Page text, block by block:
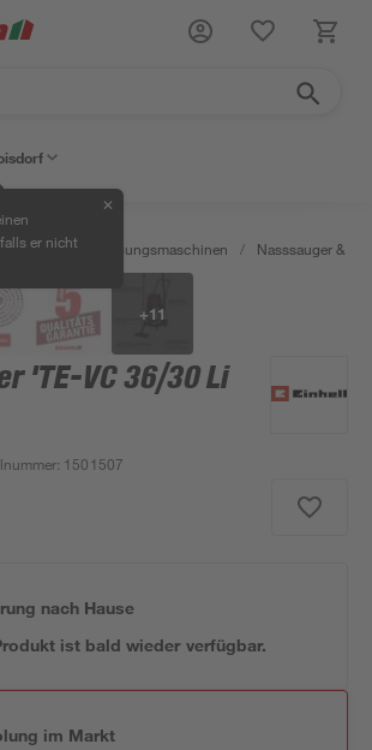
, falls er nicht
✕
/ Reinigungsmaschinen / Nasssauger &
+11
'TE-VC 36/30 Li
: 1501507
nach Hause
ist bald wieder verfügbar.
im Markt